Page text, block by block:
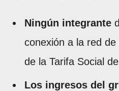
Ningún integrante
conexión a la red
de la Tarifa Social
Los ingresos del